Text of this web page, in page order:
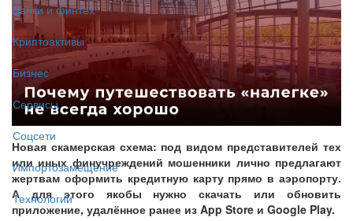
Банки и финтех
Криптоактивы
Бизнес
Сервисы
Соцсети
Импортозамещение
Технологии
Новая скамерская схема: под видом представителей тех
или иных финучреждений мошенники лично предлагают
жертвам оформить кредитную карту прямо в аэропорту.
А для этого якобы нужно скачать или обновить
приложение, удалённое ранее из App Store и Google Play.